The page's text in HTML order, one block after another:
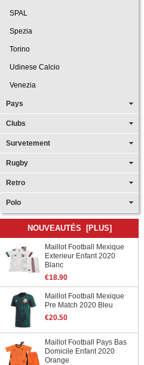
SPAL
Spezia
Torino
Udinese Calcio
Venezia
Pays
Clubs
Survetement
Rugby
Retro
Polo
NOUVEAUTÉS [PLUS]
Maillot Football Mexique
Exterieur Enfant 2020
Blanc
€18.90
Maillot Football Mexique
Pre Match 2020 Bleu
€20.50
Maillot Football Pays Bas
Domicile Enfant 2020
Orange